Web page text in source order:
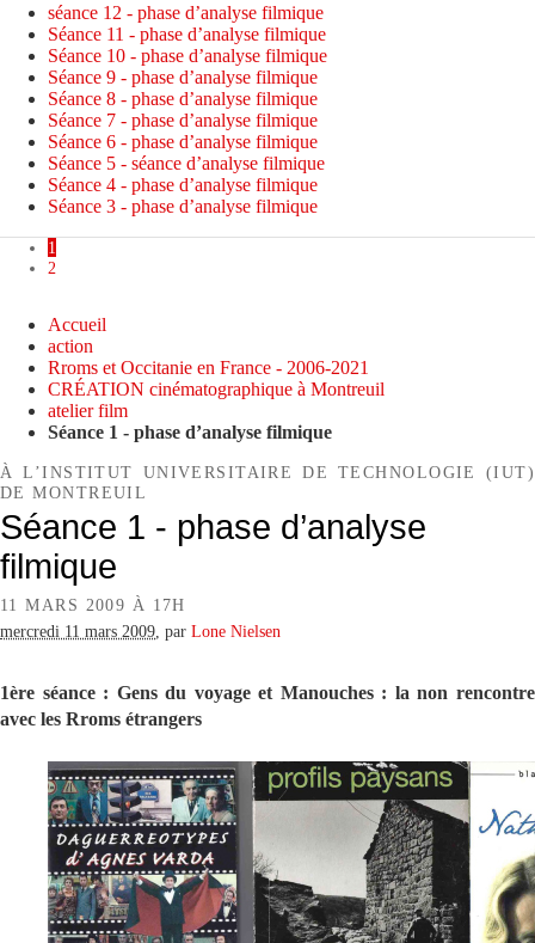
séance 12 - phase d’analyse filmique
Séance 11 - phase d’analyse filmique
Séance 10 - phase d’analyse filmique
Séance 9 - phase d’analyse filmique
Séance 8 - phase d’analyse filmique
Séance 7 - phase d’analyse filmique
Séance 6 - phase d’analyse filmique
Séance 5 - séance d’analyse filmique
Séance 4 - phase d’analyse filmique
Séance 3 - phase d’analyse filmique
1
2
Accueil
action
Rroms et Occitanie en France - 2006-2021
CRÉATION cinématographique à Montreuil
atelier film
Séance 1 - phase d’analyse filmique
À L’INSTITUT UNIVERSITAIRE DE TECHNOLOGIE (IUT)
DE MONTREUIL
Séance 1 - phase d’analyse
filmique
11 MARS 2009 À 17H
mercredi 11 mars 2009 par Lone Nielsen
1ère séance : Gens du voyage et Manouches : la non rencontre
avec les Rroms étrangers